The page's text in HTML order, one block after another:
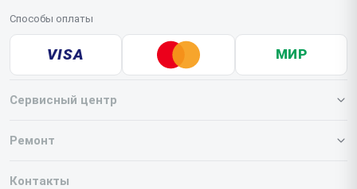
Способы оплаты
VISA МИР
Сервисный центр
О нашем сервисе
Ремонт
Iphone
Контакты